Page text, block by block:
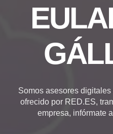
Somos asesores
ofrecido por RED.ES,
empresa, infórmate